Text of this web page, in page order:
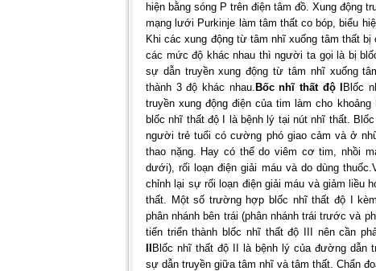
hiện bằng sóng P trên điện tâm đồ. Xung động
mạng lưới Purkinje làm tâm thất co bóp, biểu
Khi các xung động từ tâm nhĩ xuống tâm thất
các mức độ khác nhau thì người ta gọi là bị
sự dẫn truyền xung động từ tâm nhĩ xuống
thành 3 độ khác nhau. Bốc nhĩ thất độ I
Blốc
truyền xung động điện của tim làm cho
blốc nhĩ thất độ I là bệnh lý tại nút nhĩ thất.
người trẻ tuổi có cường phó giao cảm và ở
thao nặng. Hay có thể do viêm cơ tim, nhồi
dưới), rối loạn điện giải máu và do dùng thuốc.
chỉnh lại sự rối loạn điện giải máu và giảm liều
thất. Một số trường hợp blốc nhĩ thất độ I
phân nhánh bên trái (phân nhánh trái trước và
tiến triển thành blốc nhĩ thất độ III nên cần
Blốc nhĩ thất độ II là bệnh lý của đường dẫn
sự dẫn truyền giữa tâm nhĩ và tâm thất. Chẩn